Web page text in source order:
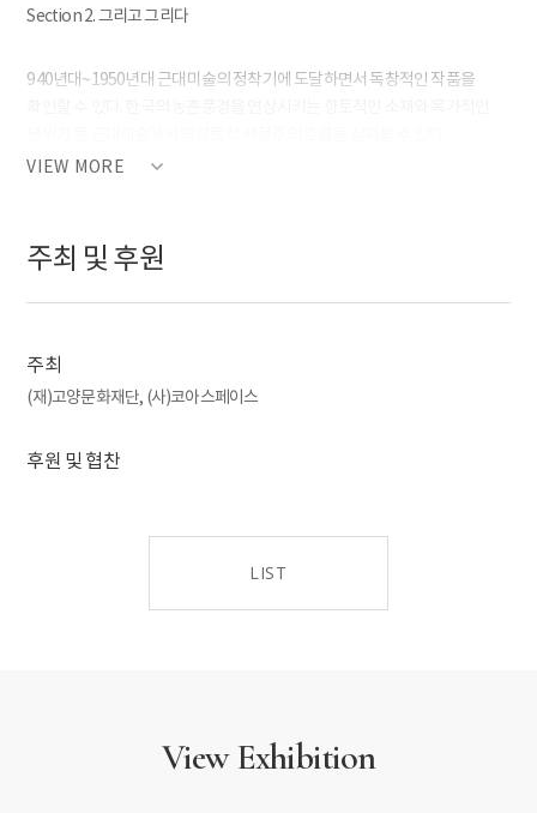
Section 2. 그리고 그리다
940년대~1950년대 근대미술의 정착기에 도달하면서 독창적인 작품을
1949년 대한민국미술전람회(국전)를 통해 추구하였던 아카데믹한 사실주의
VIEW MORE
주최 및 후원
주최
(재)고양문화재단, (사)코아스페이스
후원 및 협찬
LIST
View Exhibition